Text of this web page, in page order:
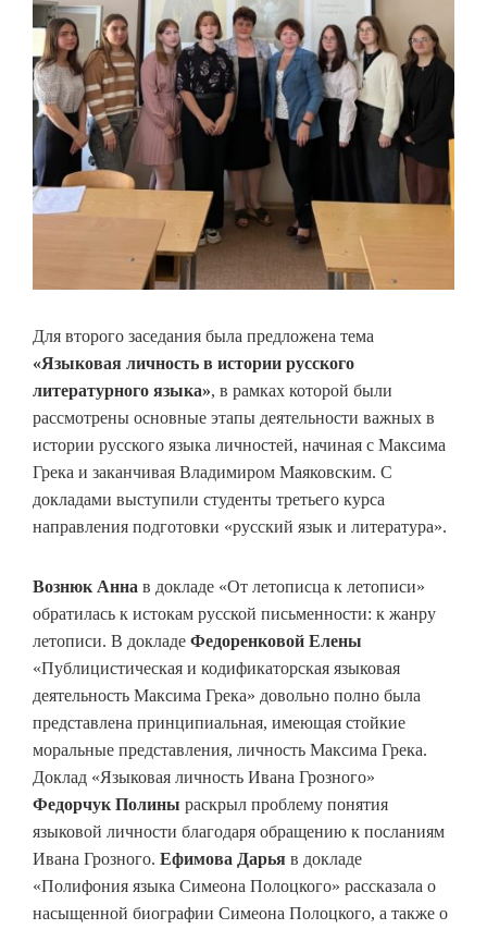
Для второго заседания была предложена тема
«Языковая личность в истории русского
литературного языка», в рамках которой были
рассмотрены основные этапы деятельности важных в
истории русского языка личностей, начиная с Максима
Грека и заканчивая Владимиром Маяковским. С
докладами выступили студенты третьего курса
направления подготовки «русский язык и литература».
Вознюк Анна в докладе «От летописца к летописи»
обратилась к истокам русской письменности: к жанру
летописи. В докладе Федоренковой Елены
«Публицистическая и кодификаторская языковая
деятельность Максима Грека» довольно полно была
представлена принципиальная, имеющая стойкие
моральные представления, личность Максима Грека.
Доклад «Языковая личность Ивана Грозного»
Федорчук Полины раскрыл проблему понятия
языковой личности благодаря обращению к посланиям
Ивана Грозного. Ефимова Дарья в докладе
«Полифония языка Симеона Полоцкого» рассказала о
насыщенной биографии Симеона Полоцкого, а также о